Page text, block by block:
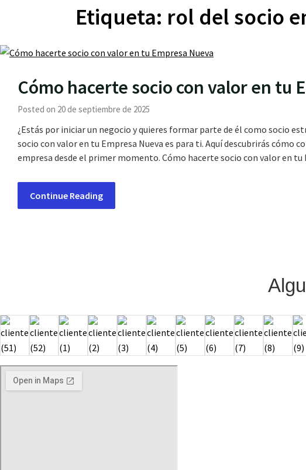
Etiqueta: rol del socio
Cómo hacerte socio con valor en tu
Posted on 20 de septiembre de 2025
¿Estás por iniciar un negocio y quieres formar parte de él como socio
socio con valor en tu Empresa Nueva es para ti. Aquí descubrirás cómo
empresa desde el primer momento. Cómo hacerte socio con valor en
Continue Reading